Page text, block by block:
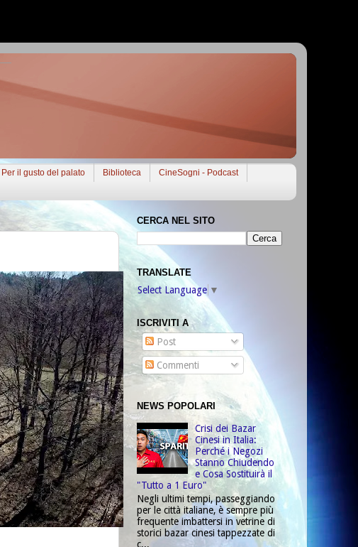
Per il gusto del palato Biblioteca
CineSogni - Podcast
CERCA NEL SITO
TRANSLATE
Select Language ▼
ISCRIVITI A
Post
Commenti
NEWS POPOLARI
Crisi dei Bazar
Cinesi in Italia:
Perché i Negozi
Stanno Chiudendo
e Cosa Sostituirà il
"Tutto a 1 Euro"
Negli ultimi tempi, passeggiando
per le città italiane, è sempre più
frequente imbattersi in vetrine di
storici bazar cinesi tappezzate di
c...